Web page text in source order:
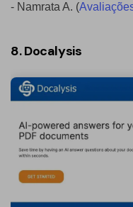
- Namrata A. (
8. Docalysis